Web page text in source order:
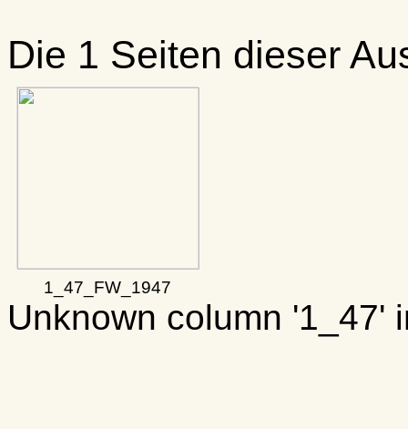
Die 1 Seiten dieser
1_47_FW_1947
Unknown column '1_47'